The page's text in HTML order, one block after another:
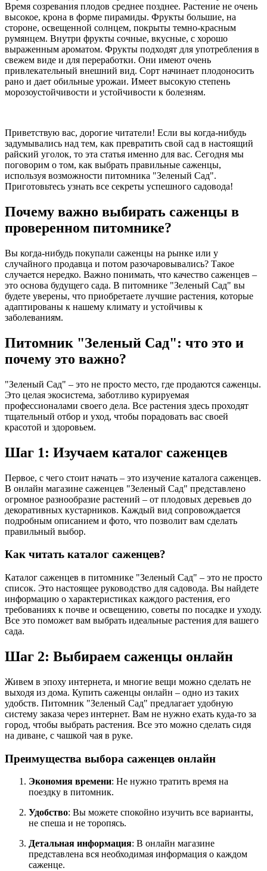
Время созревания плодов среднее позднее. Растение не очень
высокое, крона в форме пирамиды. Фрукты большие, на
стороне, освещенной солнцем, покрыты темно-красным
румянцем. Внутри фрукты сочные, вкусные, с хорошо
выраженным ароматом. Фрукты подходят для употребления в
свежем виде и для переработки. Они имеют очень
привлекательный внешний вид. Сорт начинает плодоносить
рано и дает обильные урожаи. Имеет высокую степень
морозоустойчивости и устойчивости к болезням.
Приветствую вас, дорогие читатели! Если вы когда-нибудь
задумывались над тем, как превратить свой сад в настоящий
райский уголок, то эта статья именно для вас. Сегодня мы
поговорим о том, как выбрать правильные саженцы,
используя возможности питомника "Зеленый Сад".
Приготовьтесь узнать все секреты успешного садовода!
Почему важно выбирать саженцы в
проверенном питомнике?
Вы когда-нибудь покупали саженцы на рынке или у
случайного продавца и потом разочаровывались? Такое
случается нередко. Важно понимать, что качество саженцев –
это основа будущего сада. В питомнике "Зеленый Сад" вы
будете уверены, что приобретаете лучшие растения, которые
адаптированы к нашему климату и устойчивы к
заболеваниям.
Питомник "Зеленый Сад": что это и
почему это важно?
"Зеленый Сад" – это не просто место, где продаются саженцы.
Это целая экосистема, заботливо курируемая
профессионалами своего дела. Все растения здесь проходят
тщательный отбор и уход, чтобы порадовать вас своей
красотой и здоровьем.
Шаг 1: Изучаем каталог саженцев
Первое, с чего стоит начать – это изучение каталога саженцев.
В онлайн магазине саженцев "Зеленый Сад" представлено
огромное разнообразие растений – от плодовых деревьев до
декоративных кустарников. Каждый вид сопровождается
подробным описанием и фото, что позволит вам сделать
правильный выбор.
Как читать каталог саженцев?
Каталог саженцев в питомнике "Зеленый Сад" – это не просто
список. Это настоящее руководство для садовода. Вы найдете
информацию о характеристиках каждого растения, его
требованиях к почве и освещению, советы по посадке и уходу.
Все это поможет вам выбрать идеальные растения для вашего
сада.
Шаг 2: Выбираем саженцы онлайн
Живем в эпоху интернета, и многие вещи можно сделать не
выходя из дома. Купить саженцы онлайн – одно из таких
удобств. Питомник "Зеленый Сад" предлагает удобную
систему заказа через интернет. Вам не нужно ехать куда-то за
город, чтобы выбрать растения. Все это можно сделать сидя
на диване, с чашкой чая в руке.
Преимущества выбора саженцев онлайн
Экономия времени: Не нужно тратить время на
поездку в питомник.
Удобство: Вы можете спокойно изучить все варианты,
не спеша и не торопясь.
Детальная информация: В онлайн магазине
представлена вся необходимая информация о каждом
саженце.